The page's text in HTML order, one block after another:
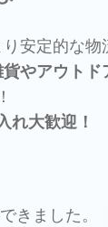
安定的な物
やアウトド
れ大歓迎！
きました。